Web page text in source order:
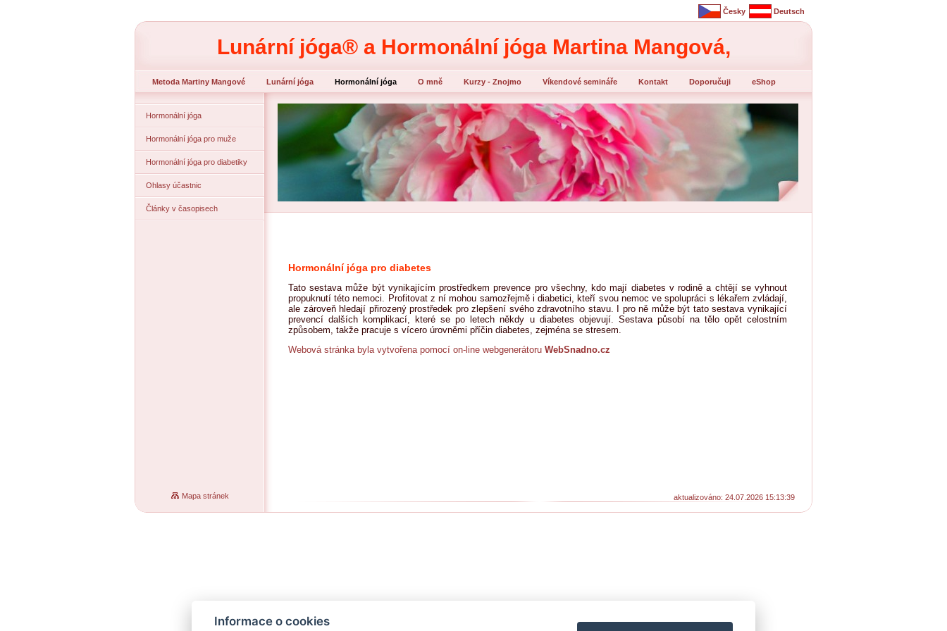
Česky Deutsch
Lunární jóga® a Hormonální jóga Martina Mangová,
Diosgeninový olej s jamem
Metoda Martiny Mangové Lunární jóga Hormonální jóga O mně Kurzy - Znojmo Víkendové semináře Kontakt Doporučuji eShop
Hormonální jóga
Hormonální jóga pro muže
Hormonální jóga pro diabetiky
Ohlasy účastnic
Články v časopisech
Hormonální jóga pro diabetes
Tato sestava může být vynikajícím prostředkem prevence pro všechny, kdo mají diabetes v rodině a chtějí se vyhnout
propuknutí této nemoci. Profitovat z ní mohou samozřejmě i diabetici, kteří svou nemoc ve spolupráci s lékařem zvládají,
ale zároveň hledají přirozený prostředek pro zlepšení svého zdravotního stavu. I pro ně může být tato sestava vynikající
prevencí dalších komplikací, které se po letech někdy u diabetes objevují. Sestava působí na tělo opět celostním
způsobem, takže pracuje s vícero úrovněmi příčin diabetes, zejména se stresem.
Webová stránka byla vytvořena pomocí on-line webgenerátoru WebSnadno.cz
aktualizováno: 24.07.2026 15:13:39
Mapa stránek
Informace o cookies